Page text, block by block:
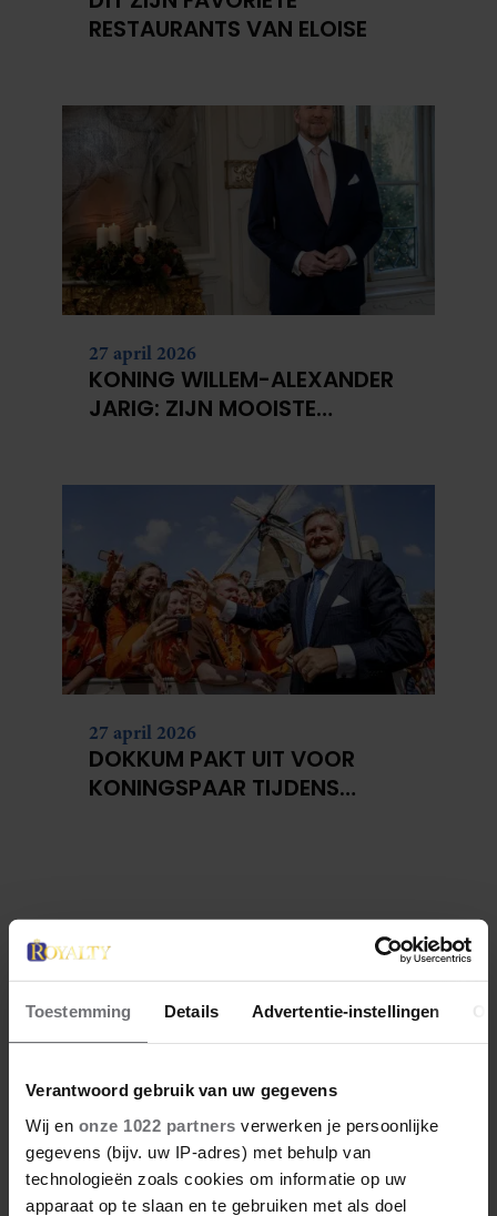
Toestemming Details Advertentie-instellingen
Verantwoord gebruik van uw gegevens
Wij en onze 1022 partners verwerken je persoonlijke
gegevens (bijv. uw IP-adres) met behulp van
technologieën zoals cookies om informatie op uw
apparaat op te slaan en te gebruiken met als doel
RESTAURANTS VAN ELOISE
27 april 2026
KONING WILLEM-ALEXANDER
JARIG: ZIJN MOOISTE
27 april 2026
DOKKUM PAKT UIT VOOR
KONINGSPAAR TIJDENS